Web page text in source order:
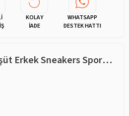
KOLAY
İADE
WHATSAPP
DESTEK HATTI
Celira Bld Bej Paraşüt Erkek Sneakers Spor Aykkabı 8089